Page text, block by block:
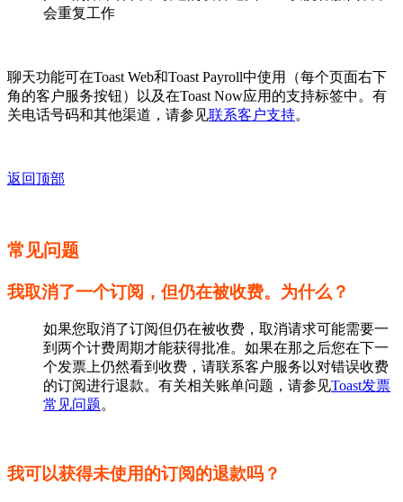
会重复工作
聊天功能可在Toast Web和Toast Payroll中使用（每个页面右下
角的客户服务按钮）以及在Toast Now应用的支持标签中。有
关电话号码和其他渠道，请参见联系客户支持。
返回顶部
常见问题
我取消了一个订阅，但仍在被收费。为什么？
如果您取消了订阅但仍在被收费，取消请求可能需要一
到两个计费周期才能获得批准。如果在那之后您在下一
个发票上仍然看到收费，请联系客户服务以对错误收费
的订阅进行退款。有关相关账单问题，请参见Toast发票
常见问题。
我可以获得未使用的订阅的退款吗？